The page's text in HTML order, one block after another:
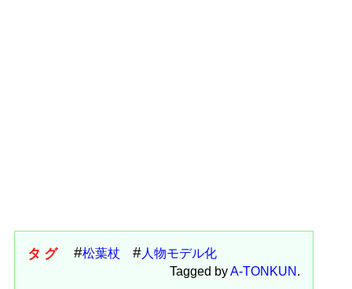
タグ 松葉杖
人物モデル化
Tagged byA-TONKUN .